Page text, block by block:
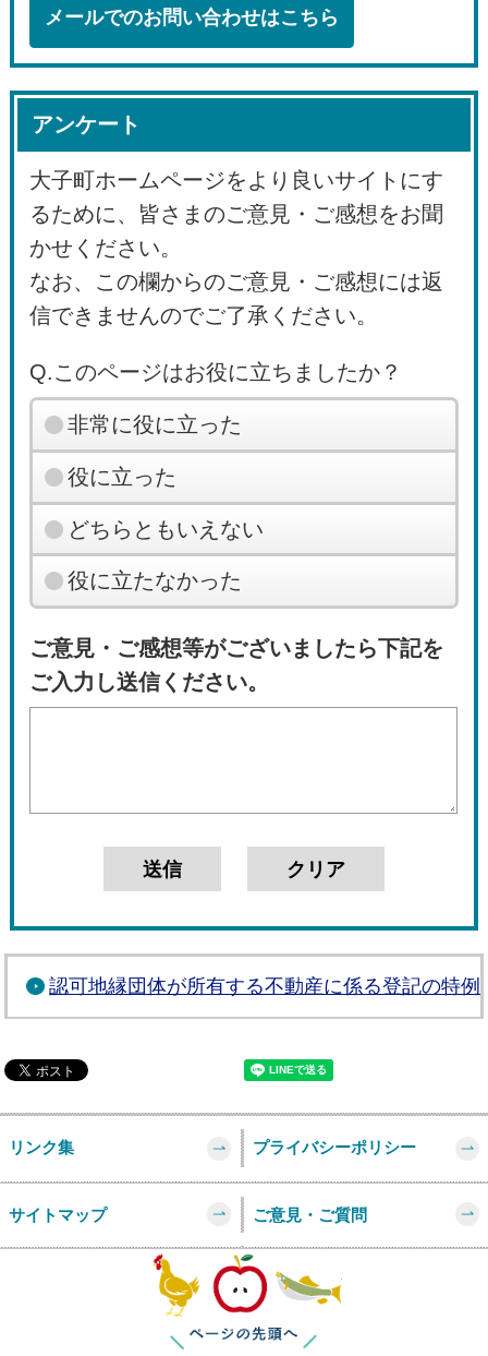
メールでのお問い合わせはこちら
アンケート
大子町ホームページをより良いサイトにす
るために、皆さまのご意見・ご感想をお聞
かせください。
なお、この欄からのご意見・ご感想には返
信できませんのでご了承ください。
Q.このページはお役に立ちましたか？
非常に役に立った
役に立った
どちらともいえない
役に立たなかった
ご意見・ご感想等がございましたら下記を
ご入力し送信ください。
認可地縁団体が所有する不動産に係る登記の特例
リンク集 プライバシーポリシー
サイトマップ ご意見・ご質問